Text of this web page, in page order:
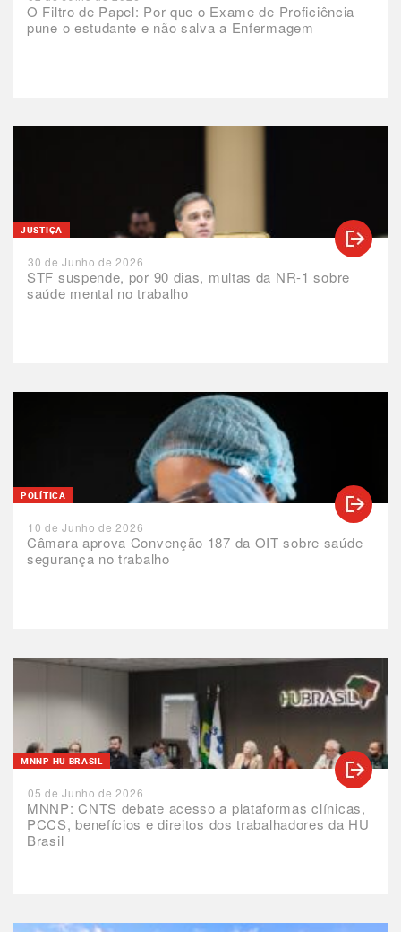
O Filtro de Papel: Por que o Exame de Proficiência
pune o estudante e não salva a Enfermagem
STF suspende, por 90 dias, multas da NR-1 sobre
saúde mental no trabalho
JUSTIÇA
30 de Junho de 2026
Câmara aprova Convenção 187 da OIT sobre saúde
segurança no trabalho
POLÍTICA
10 de Junho de 2026
MNNP: CNTS debate acesso a plataformas clínicas,
PCCS, benefícios e direitos dos trabalhadores da HU
Brasil
MNNP HU BRASIL
05 de Junho de 2026